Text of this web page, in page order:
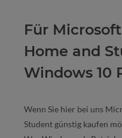
Für
Home and
Windows 10
Wenn Sie hier bei uns
Student günstig kaufen